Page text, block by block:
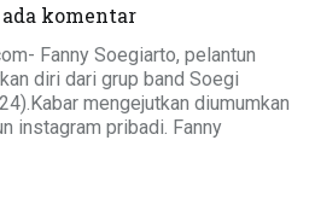
komentar
Fanny Soegiarto, pelantun
diri dari grup band Soegi
mengejutkan diumumkan
instagram pribadi. Fanny